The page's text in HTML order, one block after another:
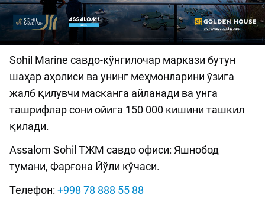
Sohil Marine савдо-кўнгилочар маркази бутун
шаҳар аҳолиси ва унинг меҳмонларини ўзига
жалб қилувчи масканга айланади ва унга
ташрифлар сони ойига 150 000 кишини ташкил
қилади.
Assalom Sohil ТЖМ савдо офиси: Яшнобод
тумани, Фарғона Йўли кўчаси.
Телефон: +998 78 888 55 88